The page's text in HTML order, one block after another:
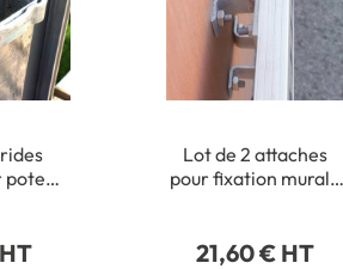
Lot de 2 attaches
pour fixation murale
21,60 € HT